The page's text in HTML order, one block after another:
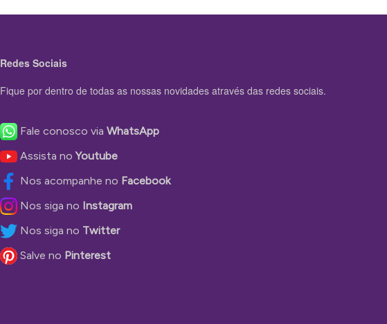
Redes Sociais
Fique por dentro de todas as nossas novidades através das redes sociais.
Fale conosco via WhatsApp
Assista noYoutube
Nos acompanhe no Facebook
Nos siga no Instagram
Nos siga no Twitter
Salve no Pinterest